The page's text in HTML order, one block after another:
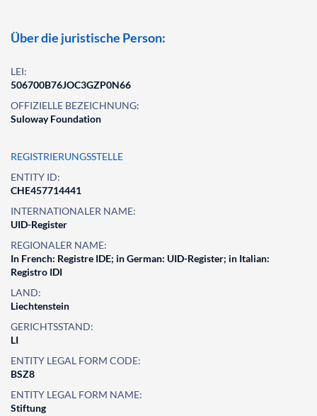
Über die juristische Person:
LEI:
506700B76JOC3GZP0N66
OFFIZIELLE BEZEICHNUNG:
Suloway Foundation
REGISTRIERUNGSSTELLE
ENTITY ID:
CHE457714441
INTERNATIONALER NAME:
UID-Register
REGIONALER NAME:
In French: Registre IDE; in German: UID-Register; in Italian:
Registro IDI
LAND:
Liechtenstein
GERICHTSSTAND:
LI
ENTITY LEGAL FORM CODE:
BSZ8
ENTITY LEGAL FORM NAME:
Stiftung